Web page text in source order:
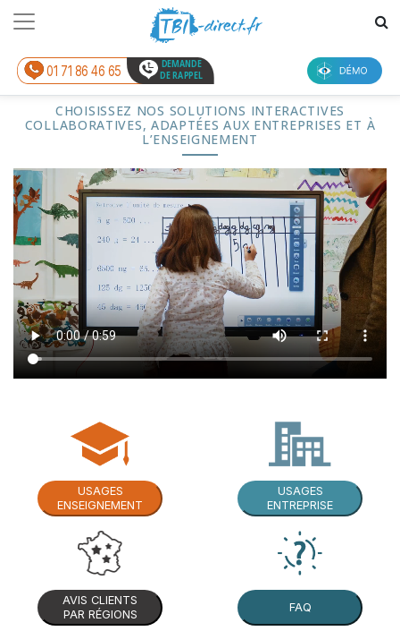
01 71 86 46 65
DEMANDE
DE RAPPEL
CHOISISSEZ NOS SOLUTIONS INTERACTIVES
COLLABORATIVES, ADAPTÉES AUX ENTREPRISES ET À
L’ENSEIGNEMENT
USAGES
ENSEIGNEMENT
USAGES
ENTREPRISE
AVIS CLIENTS
PAR RÉGIONS
FAQ